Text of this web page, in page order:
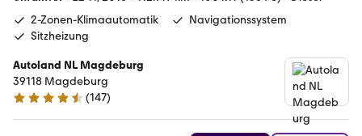
2-Zonen-Klimaautomatik
Navigationssystem
Sitzheizung
Autoland NL Magdeburg
39118 Magdeburg
4.6 Sterne
(147)